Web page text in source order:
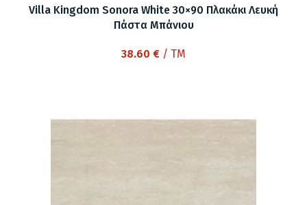
Villa Kingdom Sonora White 30×90 Πλακάκι Λευκή
Πάστα Μπάνιου
38.60 € / TM